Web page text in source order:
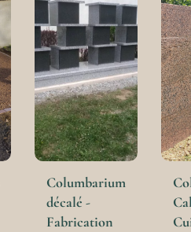
Columbarium
décalé -
Fabrication